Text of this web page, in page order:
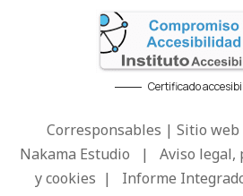
Certificado
Corresponsables | Sitio
Nakama Estudio | Aviso legal,
y cookies | Informe